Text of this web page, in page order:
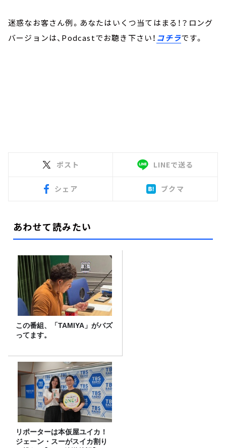
迷惑なお客さん例。あなたはいくつ当てはまる！？ロング
バージョンは、Podcastでお聴き下さい！ コチラです。
ポスト LINEで送る
シェア ブクマ
あわせて読みたい
この番組、「TAMIYA」がバズ
ってます。
リポーターは本仮屋ユイカ！
ジェーン・スーがスイカ割り